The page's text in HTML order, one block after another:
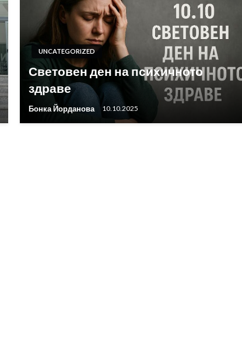
UNCATEGORIZED
Световен ден на психичното
здраве
Бонка Йорданова 10.10.2025